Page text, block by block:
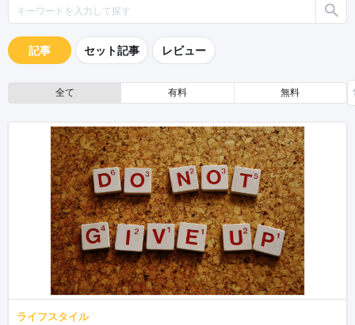
記事 セット記事 レビュー
全て 有料 無料
ライフスタイル